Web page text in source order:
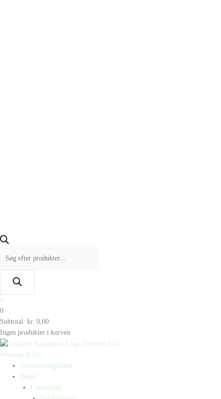
0
0
Subtotal: kr. 0,00
Ingen produkter i kurven
Straarup & Co
Sommerbogpakker
Bøger
Letlæsning